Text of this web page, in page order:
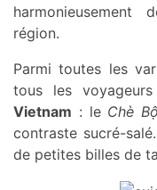
région.
Parmi toutes les
tous les
Vietnam : le Chè
contraste sucré-
de petites billes de